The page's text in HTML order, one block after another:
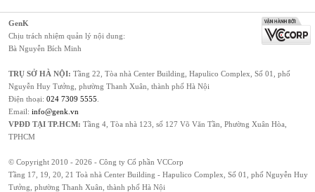
GenK
Chịu trách nhiệm quản lý nội dung:
Bà Nguyễn Bích Minh
TRỤ SỞ HÀ NỘI: Tầng 22, Tòa nhà Center Building, Hapulico Complex, Số 01, phố
Nguyễn Huy Tưởng, phường Thanh Xuân, thành phố Hà Nội
Điện thoại: 024 7309 5555
Email: info@genk.vn
VPĐD TẠI TP.HCM: Tầng 4, Tòa nhà 123, số 127 Võ Văn Tần, Phường Xuân Hòa,
TPHCM
© Copyright 2010 - 2026 - Công ty Cổ phần VCCorp
Tầng 17, 19, 20, 21 Toà nhà Center Building - Hapulico Complex, Số 01, phố Nguyễn Huy
Tưởng, phường Thanh Xuân, thành phố Hà Nội